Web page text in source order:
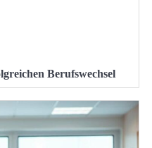
Berufswechsel